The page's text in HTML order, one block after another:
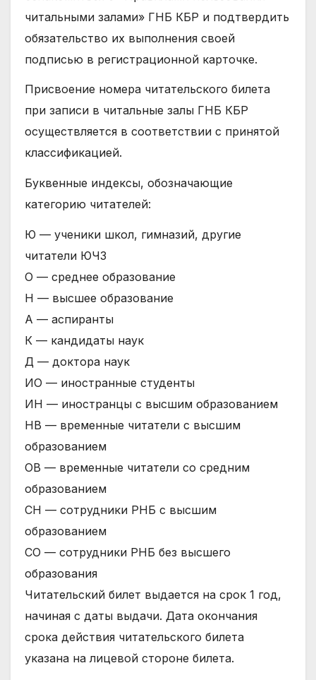
читальными залами» ГНБ КБР и подтвердить
обязательство их выполнения своей
подписью в регистрационной карточке.
Присвоение номера читательского билета
при записи в читальные залы ГНБ КБР
осуществляется в соответствии с принятой
классификацией.
Буквенные индексы, обозначающие
категорию читателей:
Ю — ученики школ, гимназий, другие
читатели ЮЧЗ
О — среднее образование
Н — высшее образование
А — аспиранты
К — кандидаты наук
Д — доктора наук
ИО — иностранные студенты
ИН — иностранцы с высшим образованием
НВ — временные читатели с высшим
образованием
ОВ — временные читатели со средним
образованием
СН — сотрудники РНБ с высшим
образованием
СО — сотрудники РНБ без высшего
образования
Читательский билет выдается на срок 1 год,
начиная с даты выдачи. Дата окончания
срока действия читательского билета
указана на лицевой стороне билета.